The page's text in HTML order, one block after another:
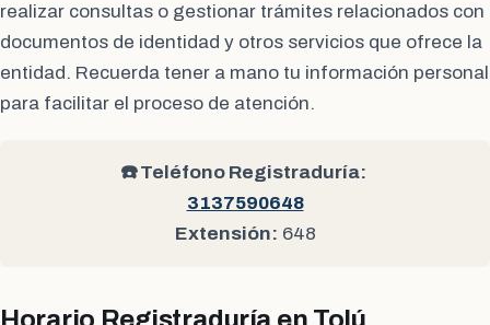
realizar consultas o gestionar trámites relacionados con
documentos de identidad y otros servicios que ofrece la
entidad. Recuerda tener a mano tu información personal
para facilitar el proceso de atención.
☎️ Teléfono Registraduría:
3137590648
Extensión: 648